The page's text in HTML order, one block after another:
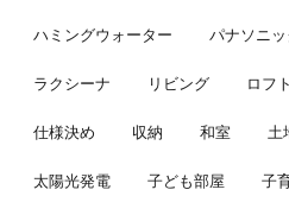
ハミングウォーター パナソニ
ラクシーナ リビング ロフト
仕様決め 収納 和室 土
太陽光発電 子ども部屋 子